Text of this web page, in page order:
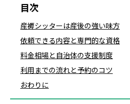
目次
産褥シッターは産後の強い味方
依頼できる内容と専門的な資格
料金相場と自治体の支援制度
利用までの流れと予約のコツ
おわりに